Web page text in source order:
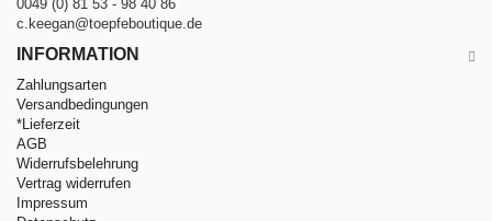
0049 (0) 81 53 - 98 40 86
c.keegan@toepfeboutique.de
INFORMATION
Zahlungsarten
Versandbedingungen
*Lieferzeit
AGB
Widerrufsbelehrung
Vertrag widerrufen
Impressum